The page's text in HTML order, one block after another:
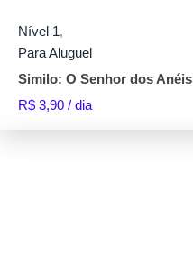
Nível 1,
Para Aluguel
Similo: O Senhor dos Anéis
R$ 3,90 / dia